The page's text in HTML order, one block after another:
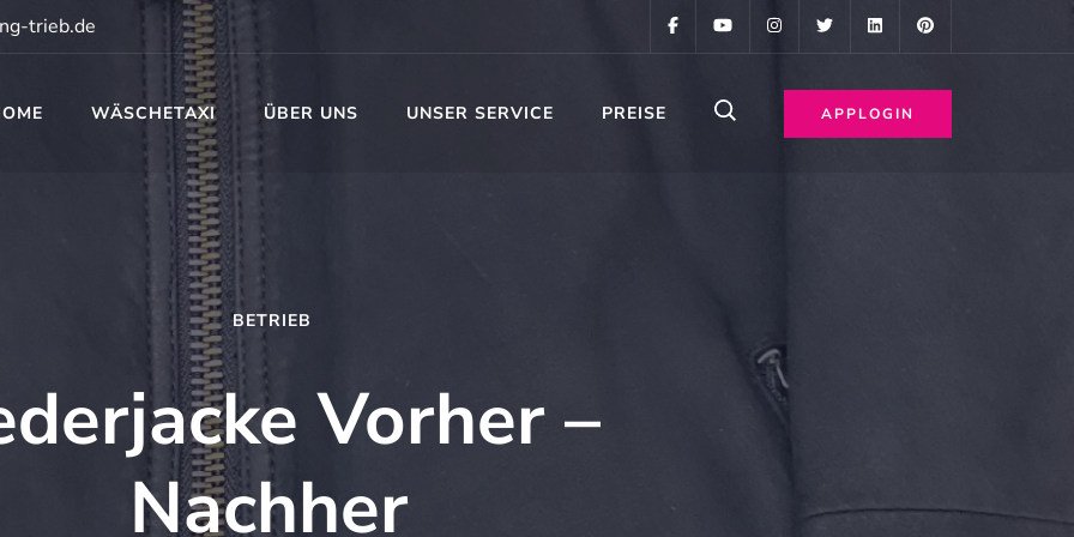
trieb.de
WÄSCHETAXI ÜBER UNS UNSER SERVICE PREISE APPLOGIN
BETRIEB
Vorher –
Nachher